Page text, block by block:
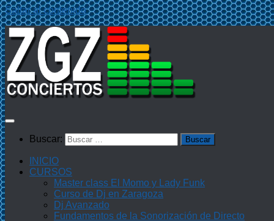
Saltar al contenido
Buscar:
INICIO
CURSOS
Master class El Momo y Lady Funk
Curso de Dj en Zaragoza
Dj Avanzado
Fundamentos de la Sonorización de Directo